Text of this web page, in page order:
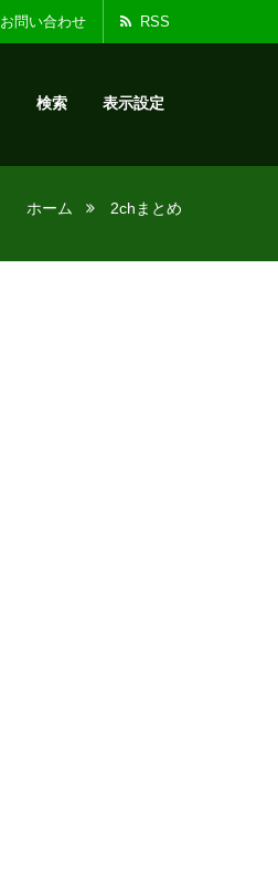
お知らせ :
お問い合わせ RSS
検索 表示設定
ホーム 2chまとめ